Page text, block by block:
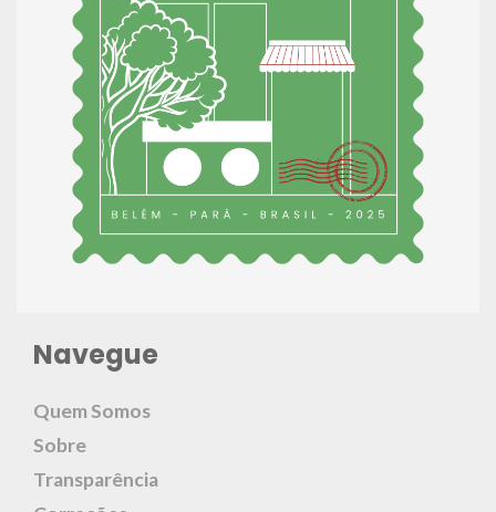
Navegue
Quem Somos
Sobre
Transparência